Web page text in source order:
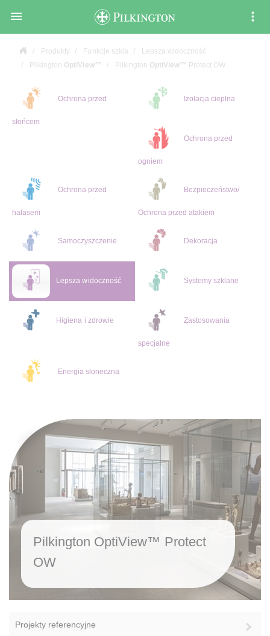

Produkty Funkcje szkła
Lepsza widoczność
Pilkington OptiView™ Pilkington OptiView™ Protect OW
Ochrona przed
słońcem
Izolacja cieplna
Ochrona przed
ogniem
Ochrona przed
hałasem
Bezpieczeństwo/
Ochrona przed atakiem
Samoczyszczenie Dekoracja
Lepsza widoczność Systemy szklane
Higiena i zdrowie Zastosowania
specjalne
Energia słoneczna
Pilkington OptiView™ Protect
OW
Projekty referencyjne